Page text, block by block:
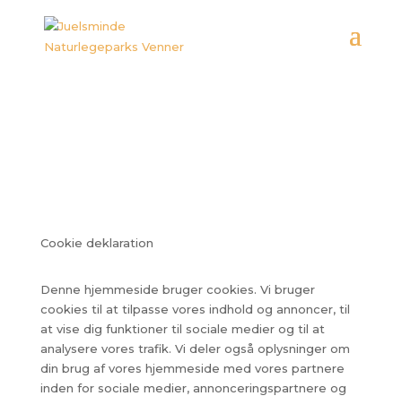
Cookie deklaration
Denne hjemmeside bruger cookies. Vi bruger
cookies til at tilpasse vores indhold og annoncer, til
at vise dig funktioner til sociale medier og til at
analysere vores trafik. Vi deler også oplysninger om
din brug af vores hjemmeside med vores partnere
inden for sociale medier, annonceringspartnere og